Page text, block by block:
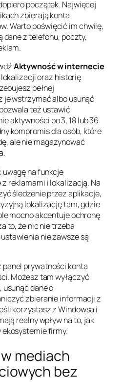
początek. Najwięcej
zbierają konta
Warto poświęcić im chwilę,
dane z telefonu, poczty,
Aktywność w internecie
oraz historię
pełnej
je wstrzymać albo usunąć
też ustawić
aktywności po 3, 18 lub 36
kompromis dla osób, które
ale nie magazynować
uwagę na funkcje
reklamami i lokalizacją. Na
śledzenie przez aplikacje,
lokalizację tam, gdzie
mocno akcentuje ochronę
to, że nic nie trzeba
nie zawsze są
prywatności konta
Możesz tam wyłączyć
dane o
zbieranie informacji z
korzystasz z Windowsa i
realny wpływ na to, jak
ekosystemie firmy.
mediach
bez